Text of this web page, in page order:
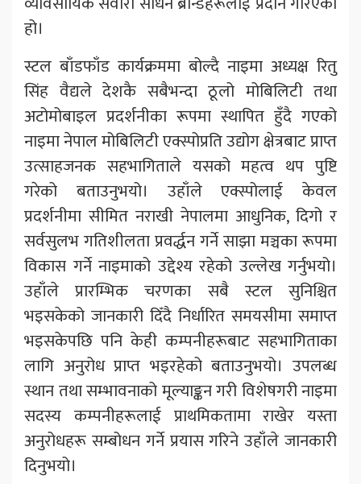
हो।
स्टल बाँडफाँड कार्यक्रममा बोल्दै नाइमा अध्यक्ष रितु
सिंह वैद्यले देशकै सबैभन्दा ठूलो मोबिलिटी तथा
अटोमोबाइल प्रदर्शनीका रूपमा स्थापित हुँदै गएको
नाइमा नेपाल मोबिलिटी एक्स्पोप्रति उद्योग क्षेत्रबाट प्राप्त
उत्साहजनक सहभागिताले यसको महत्व थप पुष्टि
गरेको बताउनुभयो। उहाँले एक्स्पोलाई केवल
प्रदर्शनीमा सीमित नराखी नेपालमा आधुनिक, दिगो र
सर्वसुलभ गतिशीलता प्रवर्द्धन गर्ने साझा मञ्चका रूपमा
विकास गर्ने नाइमाको उद्देश्य रहेको उल्लेख गर्नुभयो।
उहाँले प्रारम्भिक चरणका सबै स्टल सुनिश्चित
भइसकेको जानकारी दिँदै निर्धारित समयसीमा समाप्त
भइसकेपछि पनि केही कम्पनीहरूबाट सहभागिताका
लागि अनुरोध प्राप्त भइरहेको बताउनुभयो। उपलब्ध
स्थान तथा सम्भावनाको मूल्याङ्कन गरी विशेषगरी नाइमा
सदस्य कम्पनीहरूलाई प्राथमिकतामा राखेर यस्ता
अनुरोधहरू सम्बोधन गर्ने प्रयास गरिने उहाँले जानकारी
दिनुभयो।